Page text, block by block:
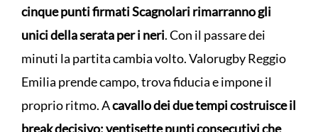
cinque punti firmati Scagnolari rimarranno gli
unici della serata per i neri. Con il passare dei
minuti la partita cambia volto. Valorugby Reggio
Emilia prende campo, trova fiducia e impone il
proprio ritmo. Acavallo dei due tempi costruisce il
break decisivo: ventisette punti consecutivi che